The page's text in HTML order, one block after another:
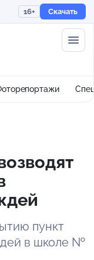
16+ Скачать
пункт
в школе №